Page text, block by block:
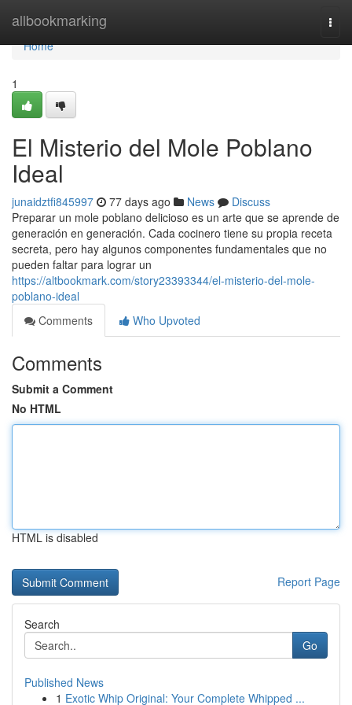
allbookmarking
Home
Home
1
El Misterio del Mole Poblano
Ideal
junaidztfi845997 77 days ago News
Discuss
Preparar un mole poblano delicioso es un arte que se aprende de
generación en generación. Cada cocinero tiene su propia receta
secreta, pero hay algunos componentes fundamentales que no
pueden faltar para lograr un
https://altbookmark.com/story23393344/el-misterio-del-mole-
poblano-ideal
Comments
Who Upvoted
Comments
Submit a Comment
No HTML
HTML is disabled
Report Page
Search
Go
Published News
1 Exotic Whip Original: Your Complete Whipped ...